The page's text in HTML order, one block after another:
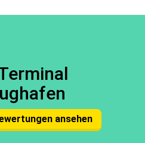
ansehen